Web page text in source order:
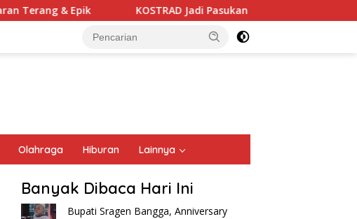
& Epik KOSTRAD Jadi Pasukan Terbaik Defile Militer
Olahraga Hiburan Lainnya
Banyak Dibaca Hari Ini
Bupati Sragen Bangga, Anniversary